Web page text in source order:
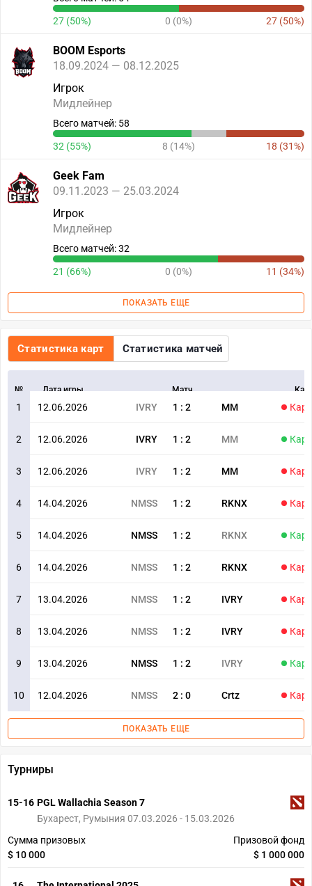
27 (50%) 0 (0%) 27 (50%)
BOOM Esports
18.09.2024 — 08.12.2025
Игрок
Мидлейнер
Всего матчей: 58
32 (55%) 8 (14%) 18 (31%)
Geek Fam
09.11.2023 — 25.03.2024
Игрок
Мидлейнер
Всего матчей: 32
21 (66%) 0 (0%) 11 (34%)
ПОКАЗАТЬ ЕЩЕ
Статистика карт Статистика матчей
№ Дата игры Матч
1 12.06.2026 IVRY MM
1 : 2
2 12.06.2026 IVRY MM
1 : 2
3 12.06.2026 IVRY MM
1 : 2
4 14.04.2026 NMSS RKNX
1 : 2
5 14.04.2026 NMSS RKNX
1 : 2
6 14.04.2026 NMSS RKNX
1 : 2
7 13.04.2026 NMSS IVRY
1 : 2
8 13.04.2026 NMSS IVRY
1 : 2
9 13.04.2026 NMSS IVRY
1 : 2
10 12.04.2026 NMSS Crtz
2 : 0
ПОКАЗАТЬ ЕЩЕ
Турниры
15-16 PGL Wallachia Season 7
Бухарест, Румыния 07.03.2026 - 15.03.2026
Сумма призовых
$ 10 000
Призовой фонд
$ 1 000 000